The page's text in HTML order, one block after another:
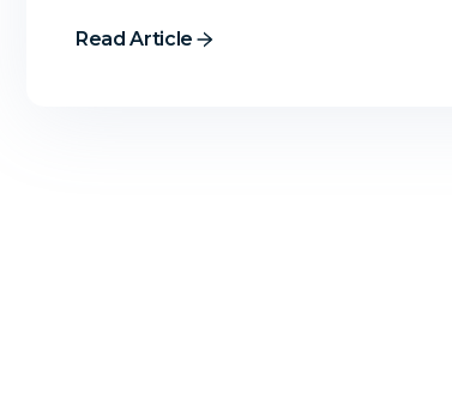
Read Article